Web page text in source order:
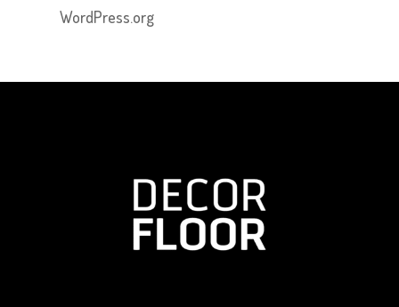
WordPress.org